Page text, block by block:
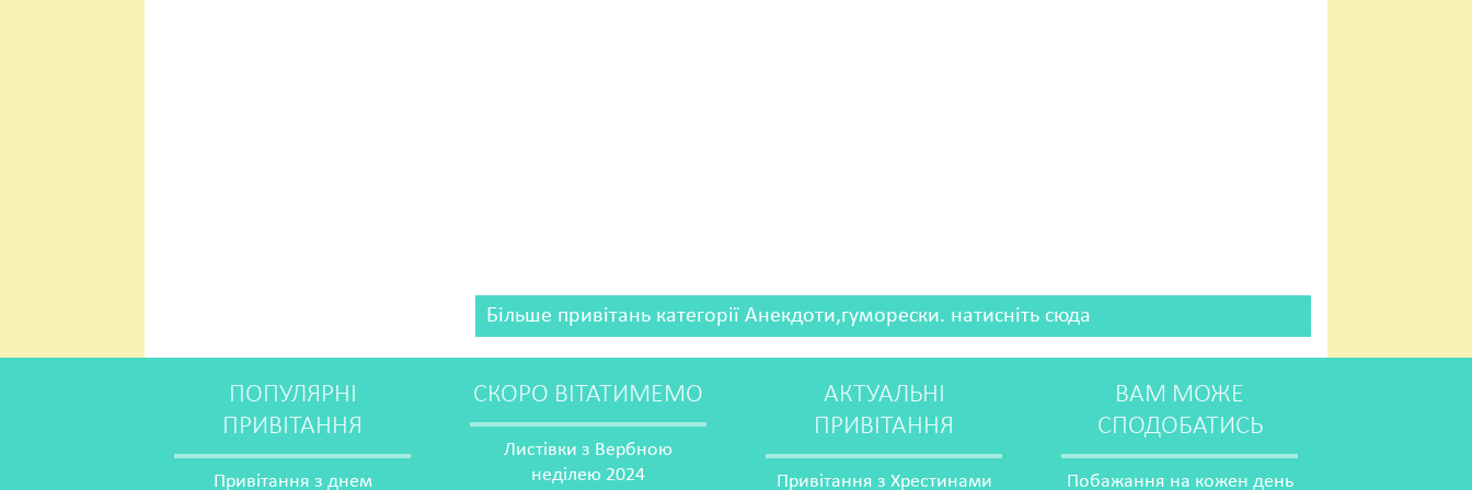
Більше привітань категорії Анекдоти,гуморески. натисніть сюда
ПОПУЛЯРНІ
ПРИВІТАННЯ
Привітання з днем
СКОРО ВІТАТИМЕМО
Листівки з Вербною
неділею 2024
АКТУАЛЬНІ
ПРИВІТАННЯ
Привітання з Хрестинами
ВАМ МОЖЕ
СПОДОБАТИСЬ
Побажання на кожен день